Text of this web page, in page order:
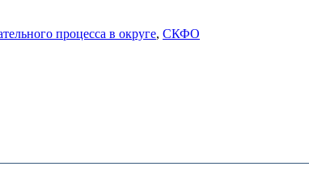
процесса в округе, СКФО